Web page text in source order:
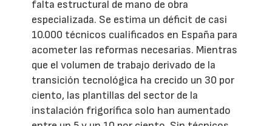
falta estructural de mano de obra
especializada. Se estima un déficit de casi
10.000 técnicos cualificados en España para
acometer las reformas necesarias. Mientras
que el volumen de trabajo derivado de la
transición tecnológica ha crecido un 30 por
ciento, las plantillas del sector de la
instalación frigorífica solo han aumentado